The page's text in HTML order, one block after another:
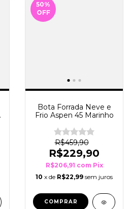
50%
OFF
Bota Forrada Neve e
Frio Aspen 45 Marinho
R$459,90
R$229,90
R$206,91 com Pix
10 x de R$22,99 sem juros
COMPRAR